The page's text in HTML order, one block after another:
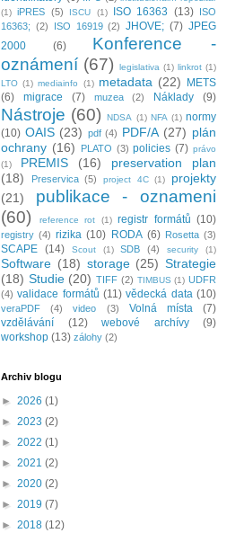
(1) iPRES (5) ISCU (1) ISO 16363 (13)
ISO
16363; (2) ISO 16919 (2) JHOVE; (7) JPEG
2000
(6)
Konference -
oznámení (67) legislativa (1) linkrot (1)
LTO (1) mediainfo (1) metadata (22)
METS
(6)
migrace (7) muzea (2) Náklady (9)
Nástroje (60) NDSA (1) NFA (1) normy
(10) OAIS (23) pdf (4) PDF/A (27) plán
ochrany (16) PLATO (3) policies (7) právo
(1)
PREMIS (16)
preservation plan
(18)
Preservica (5) project 4C (1)
projekty
(21)
publikace - oznameni
(60)
reference rot (1) registr formátů (10)
registry (4) rizika (10) RODA (6) Rosetta (3)
SCAPE (14) Scout (1) SDB (4) security (1)
Software (18) storage (25) Strategie
(18) Studie (20) TIFF (2) TIMBUS (1) UDFR
(4) validace formátů (11) vědecká data (10)
veraPDF (4) video (3) Volná místa
(7)
vzdělávání
(12) webové archívy
(9)
workshop (13) zálohy (2)
Archiv blogu
► 2026 (1)
► 2023 (2)
► 2022 (1)
► 2021 (2)
► 2020 (2)
► 2019 (7)
► 2018 (12)